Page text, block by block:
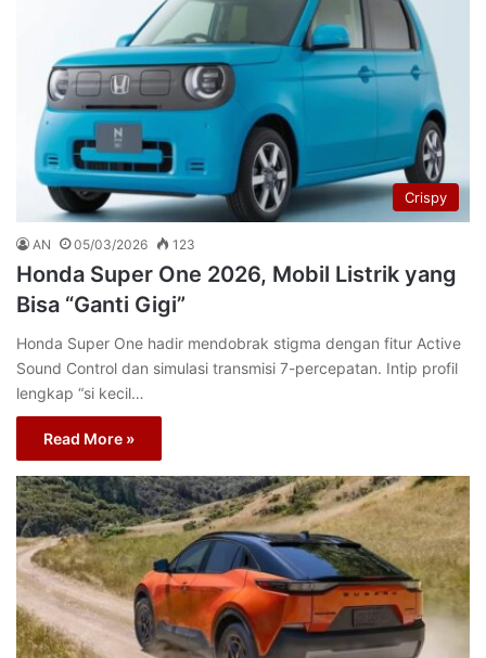
Crispy
AN 05/03/2026 123
Honda Super One 2026, Mobil Listrik yang
Bisa “Ganti Gigi”
Honda Super One hadir mendobrak stigma dengan fitur Active
Sound Control dan simulasi transmisi 7-percepatan. Intip profil
lengkap “si kecil…
Read More »